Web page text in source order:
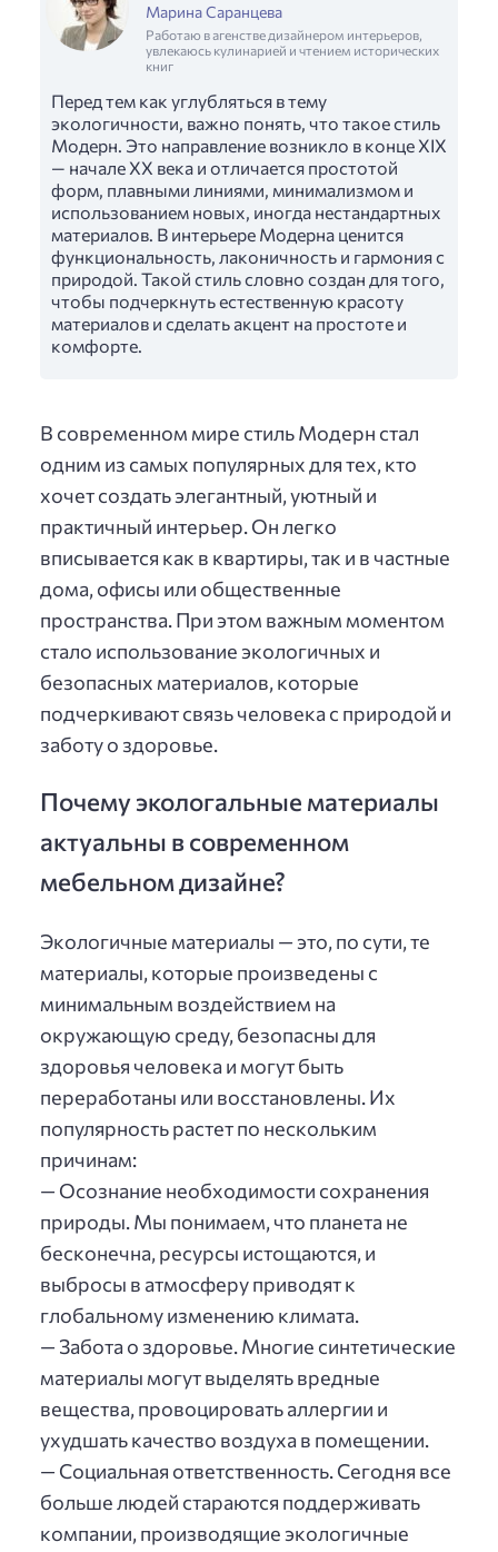
Марина Саранцева
Работаю в агенстве дизайнером интерьеров,
увлекаюсь кулинарией и чтением исторических
книг
Перед тем как углубляться в тему
экологичности, важно понять, что такое стиль
Модерн. Это направление возникло в конце XIX
— начале XX века и отличается простотой
форм, плавными линиями, минимализмом и
использованием новых, иногда нестандартных
материалов. В интерьере Модерна ценится
функциональность, лаконичность и гармония с
природой. Такой стиль словно создан для того,
чтобы подчеркнуть естественную красоту
материалов и сделать акцент на простоте и
комфорте.
В современном мире стиль Модерн стал
одним из самых популярных для тех, кто
хочет создать элегантный, уютный и
практичный интерьер. Он легко
вписывается как в квартиры, так и в частные
дома, офисы или общественные
пространства. При этом важным моментом
стало использование экологичных и
безопасных материалов, которые
подчеркивают связь человека с природой и
заботу о здоровье.
Почему экологальные материалы
актуальны в современном
мебельном дизайне?
Экологичные материалы — это, по сути, те
материалы, которые произведены с
минимальным воздействием на
окружающую среду, безопасны для
здоровья человека и могут быть
переработаны или восстановлены. Их
популярность растет по нескольким
причинам:
— Осознание необходимости сохранения
природы. Мы понимаем, что планета не
бесконечна, ресурсы истощаются, и
выбросы в атмосферу приводят к
глобальному изменению климата.
— Забота о здоровье. Многие синтетические
материалы могут выделять вредные
вещества, провоцировать аллергии и
ухудшать качество воздуха в помещении.
— Социальная ответственность. Сегодня все
больше людей стараются поддерживать
компании, производящие экологичные